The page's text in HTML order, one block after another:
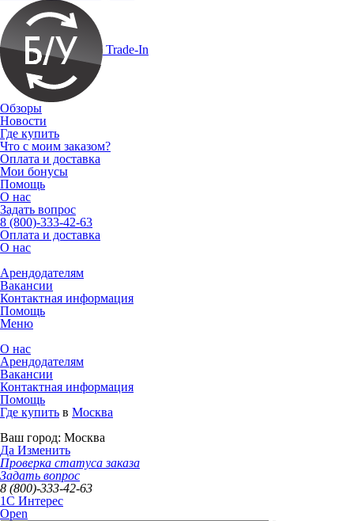
Trade-In
Обзоры
Новости
Где купить
Что с моим заказом?
Оплата и доставка
Мои бонусы
Помощь
О нас
Задать вопрос
8 (800)-333-42-63
Оплата и доставка
О нас
Арендодателям
Вакансии
Контактная информация
Помощь
Меню
О нас
Арендодателям
Вакансии
Контактная информация
Помощь
Где купить в Москва
Ваш город: Москва
Да Изменить
Проверка статуса заказа
Задать вопрос
8 (800)-333-42-63
1C Интерес
Open